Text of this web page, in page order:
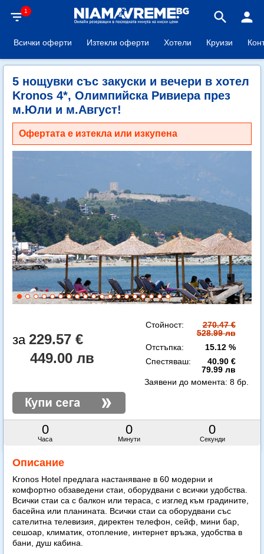
filter_list1 search person
Всички оферти Изтекли оферти Хотели Круизи
5 нощувки със закуски и вечери в хотел
Kronos 4*, Олимпийска Ривиера през
м.Юли и м.Август!
Офертата е изтекла или изкупена
229.57 €
449.00 лв
Стойност:
270.47 €
528.99 лв
Отстъпка:
15.12 %
Спестяваш:
40.90 €
79.99 лв
0
Часа
0
Минути
0
Секунди
Заявени до момента: 8 бр.
Описание
Kronos Hotel предлага настаняване в 60 модерни и
комфортно обзаведени стаи, оборудвани с всички удобства.
Всички стаи са с балкон или тераса, с изглед към градините,
басейна или планината. Всички стаи са оборудвани със
сателитна телевизия, директен телефон, сейф, мини бар,
сешоар, климатик, отопление, интернет връзка, удобства в
бани, душ кабина.